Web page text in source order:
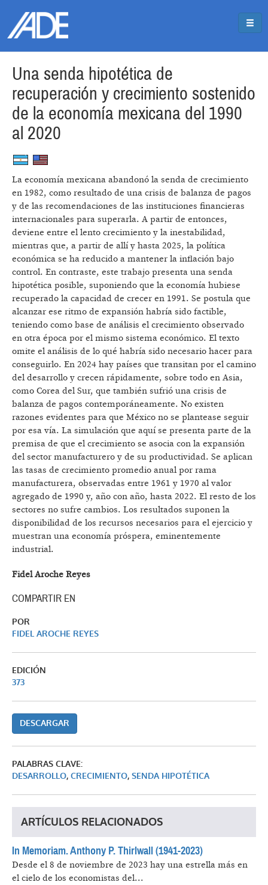
Una senda hipotética de
recuperación y crecimiento sostenido
de la economía mexicana del 1990
al 2020
La economía mexicana abandonó la senda de crecimiento
en 1982, como resultado de una crisis de balanza de pagos
y de las recomendaciones de las instituciones financieras
internacionales para superarla. A partir de entonces,
deviene entre el lento crecimiento y la inestabilidad,
mientras que, a partir de allí y hasta 2025, la política
económica se ha reducido a mantener la inflación bajo
control. En contraste, este trabajo presenta una senda
hipotética posible, suponiendo que la economía hubiese
recuperado la capacidad de crecer en 1991. Se postula que
alcanzar ese ritmo de expansión habría sido factible,
teniendo como base de análisis el crecimiento observado
en otra época por el mismo sistema económico. El texto
omite el análisis de lo qué habría sido necesario hacer para
conseguirlo. En 2024 hay países que transitan por el camino
del desarrollo y crecen rápidamente, sobre todo en Asia,
como Corea del Sur, que también sufrió una crisis de
balanza de pagos contemporáneamente. No existen
razones evidentes para que México no se plantease seguir
por esa vía. La simulación que aquí se presenta parte de la
premisa de que el crecimiento se asocia con la expansión
del sector manufacturero y de su productividad. Se aplican
las tasas de crecimiento promedio anual por rama
manufacturera, observadas entre 1961 y 1970 al valor
agregado de 1990 y, año con año, hasta 2022. El resto de los
sectores no sufre cambios. Los resultados suponen la
disponibilidad de los recursos necesarios para el ejercicio y
muestran una economía próspera, eminentemente
industrial.
Fidel Aroche Reyes
COMPARTIR EN
POR
FIDEL AROCHE REYES
EDICIÓN
373
DESCARGAR
PALABRAS CLAVE:
DESARROLLO, CRECIMIENTO, SENDA HIPOTÉTICA
ARTÍCULOS RELACIONADOS
In Memoriam. Anthony P. Thirlwall (1941-2023)
Desde el 8 de noviembre de 2023 hay una estrella más en
el cielo de los economistas del...